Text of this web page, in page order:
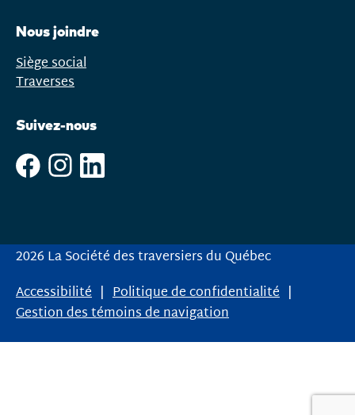
Nous joindre
Siège social
Traverses
Suivez-nous
2026 La Société des traversiers du Québec
Accessibilité
Politique de confidentialité
Gestion des témoins de navigation